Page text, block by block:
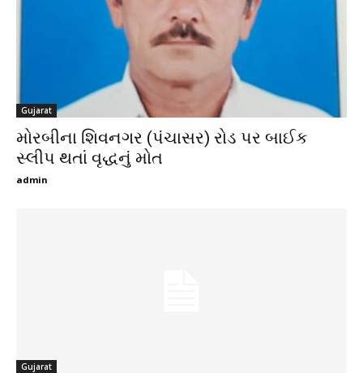
Gujarat
મોરબીના શિવનગર (પંચાસર) રોડ પર બાઈક
સ્લીપ થતાં વૃદ્ધનું મોત
admin
Gujarat